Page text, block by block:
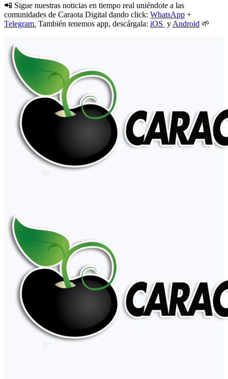
📲 Sigue nuestras noticias en tiempo real uniéndote a las
comunidades de Caraota Digital dando click: WhatsApp +
Telegram. También tenemos app, descárgala: iOS y Android 🌱